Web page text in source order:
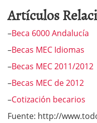
Artículos
–Beca 6000 Andalucía
–Becas MEC Idiomas
–Becas MEC 2011/2012
–Becas MEC de 2012
–Cotización becarios
Fuente: http://